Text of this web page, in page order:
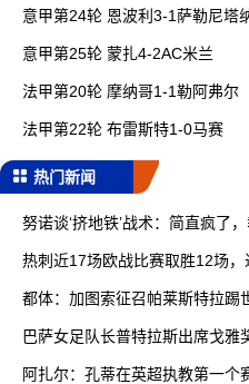
意甲第24轮 恩波利3-1萨勒尼塔
意甲第25轮 蒙扎4-2AC米兰
法甲第20轮 摩纳哥1-1勒阿弗尔
法甲第22轮 布雷斯特1-0马赛
热门新闻
努诺谈‘挤地铁’战术：简直疯了
热刺近17场欧战比赛取胜12场
都体：加图索征召帕莱斯特拉踢
巴萨女足队长普特拉斯出席戈雅
阿扎尔：孔蒂在英超执教第一个